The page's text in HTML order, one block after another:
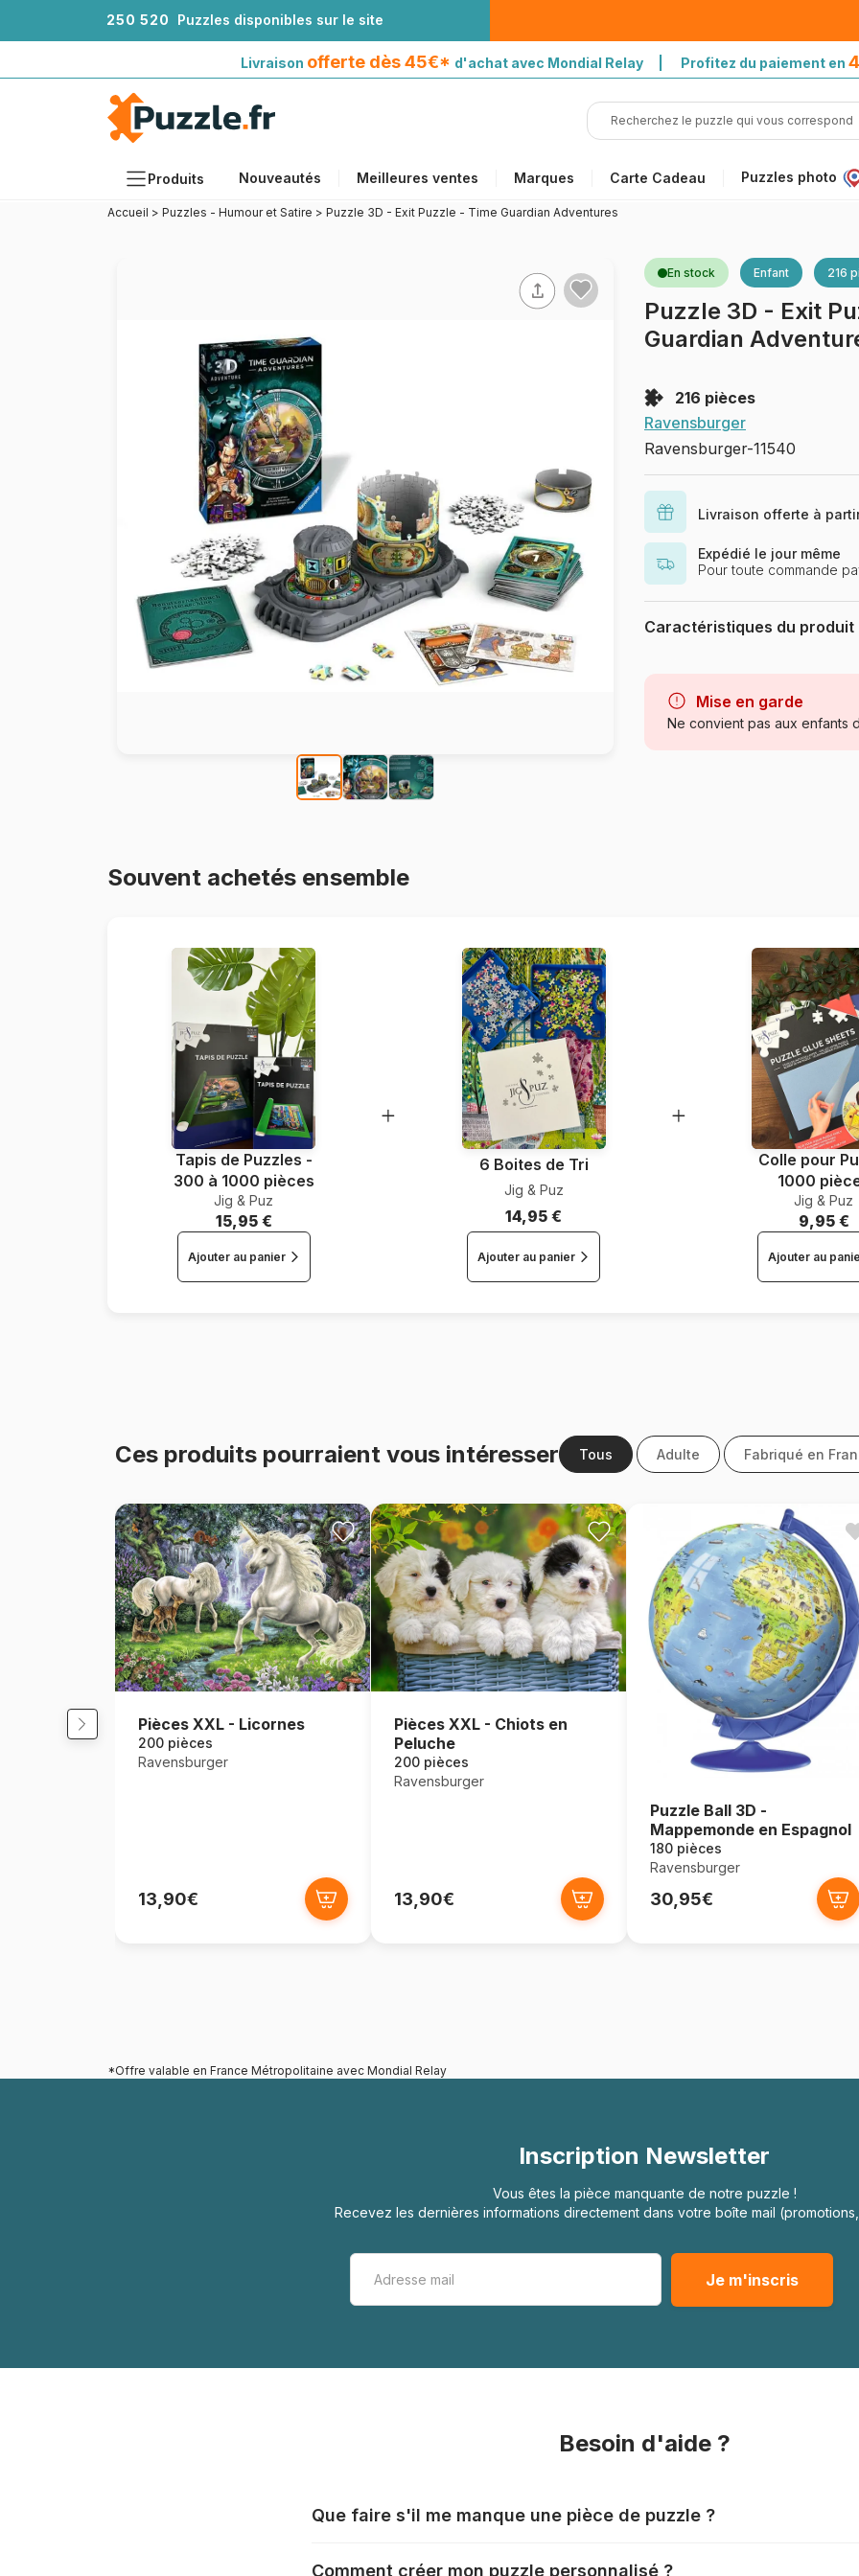
250 520 Puzzles disponibles sur le site
Livraison offerte dès 45€* d'achat avec Mondial Relay | Profitez du paiement en
Produits Nouveautés Meilleures ventes Marques Carte Cadeau Puzzles photo
Accessoires
Puzzles en bois
Peinture au numéro
avec Mondial Relay
Accueil > Puzzles - Humour et Satire > Puzzle 3D - Exit Puzzle - Time Guardian Adventures
En stock Enfant 216
Puzzle 3D - Exit
Guardian
216 pièces
Ravensburger
Ravensburger-11540
Livraison offerte à
Expédié le jour même
Pour toute commande
Caractéristiques du produit
Catégorie
Mise en garde
Ne convient pas aux enfants
Souvent achetés ensemble
Tapis de Puzzles -
300 à 1000 pièces
Jig & Puz
15,95 €
Ajouter au panier
6 Boites de Tri
Jig & Puz
14,95 €
Ajouter au panier
Colle pour
1000
Jig & Puz
9,95 €
Ajouter au
Ces produits pourraient vous intéresser Tous Adulte Fabriqué en
Pièces XXL - Licornes
200 pièces
Ravensburger
13,90€
Pièces XXL - Chiots en
Peluche
200 pièces
Ravensburger
13,90€
Puzzle Ball 3D -
Mappemonde en Espagnol
180 pièces
Ravensburger
30,95€
*Offre valable en France Métropolitaine avec Mondial Relay
Inscription Newsletter
Vous êtes la pièce manquante de notre puzzle !
Recevez les dernières informations directement dans votre boîte mail
Besoin d'aide ?
Que faire s'il me manque une pièce de puzzle ?
Comment créer mon puzzle personnalisé ?